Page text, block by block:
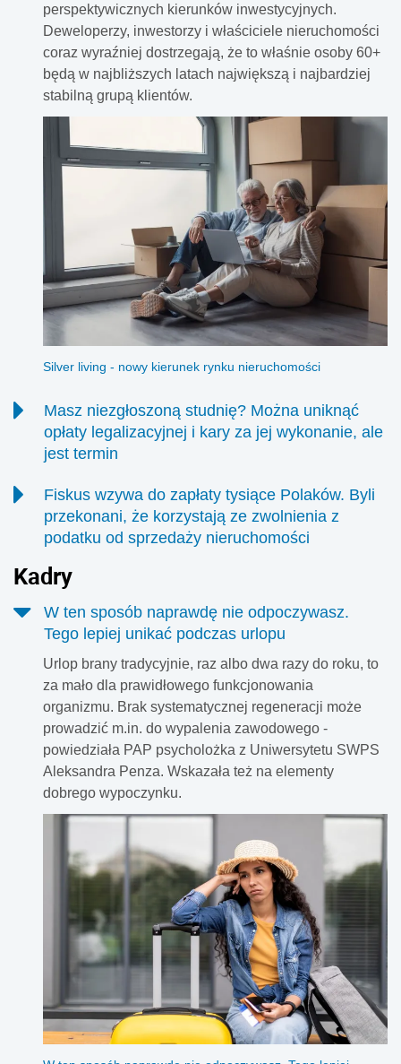
perspektywicznych kierunków inwestycyjnych.
Deweloperzy, inwestorzy i właściciele nieruchomości
coraz wyraźniej dostrzegają, że to właśnie osoby 60+
będą w najbliższych latach największą i najbardziej
stabilną grupą klientów.
Silver living - nowy kierunek rynku nieruchomości
Masz niezgłoszoną studnię? Można uniknąć
opłaty legalizacyjnej i kary za jej wykonanie, ale
jest termin
właściciele niektórych studni i innych urządzeń do poboru
wód podziemnych będą mogli uregulować ich status bez
opłaty legalizacyjnej i bez kary. Warunkiem jest złożenie
kompletnego wniosku do 31 grudnia 2027 r. Nowe
przepisy nie obejmą jednak każdej przydomowej studni,
lecz tylko te urządzenia, które powinny były wcześniej
uzyskać pozwolenie wodnoprawne albo zostać zgłoszone.
Fiskus wzywa do zapłaty tysiące Polaków. Byli
przekonani, że korzystają ze zwolnienia z
podatku od sprzedaży nieruchomości
Chaos legislacyjny, niejasne przepisy oraz trwający od lat
kryzys konstytucyjny doprowadziły do sytuacji, w której od
osób sprzedających nieruchomości żąda się dziś
dziesiątek, a nawet setek tysięcy złotych podatku. Chodzi o
korzystają ze zwolnienia z PIT, a więc nie muszą płacić
podatku od sprzedaży mieszkania lub domu. W praktyce
wpadli oni w tzw. „pułapkę” fiskusa.
Kadry
W ten sposób naprawdę nie odpoczywasz.
Tego lepiej unikać podczas urlopu
Urlop brany tradycyjnie, raz albo dwa razy do roku, to
za mało dla prawidłowego funkcjonowania
organizmu. Brak systematycznej regeneracji może
prowadzić m.in. do wypalenia zawodowego -
powiedziała PAP psycholożka z Uniwersytetu SWPS
Aleksandra Penza. Wskazała też na elementy
dobrego wypoczynku.